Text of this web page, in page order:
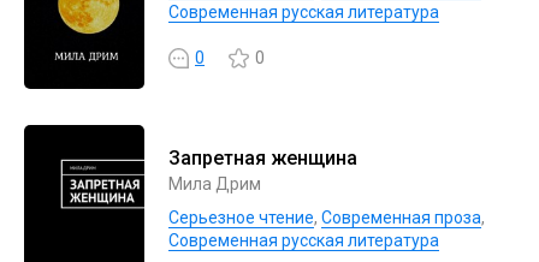
Современная русская литература
0 0
Запретная женщина
Мила Дрим
Серьезное чтение, Современная проза,
Современная русская литература